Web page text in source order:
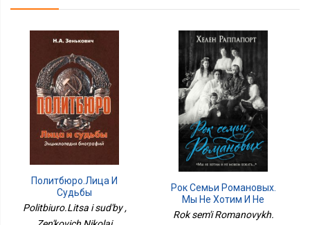
Политбюро.Лица И
Судьбы
Politbiuro.Litsa i sud'by ,
Рок Семьи Романовых.
Мы Не Хотим И Не
Можем Бежать...
Rok sem'i Romanovykh.